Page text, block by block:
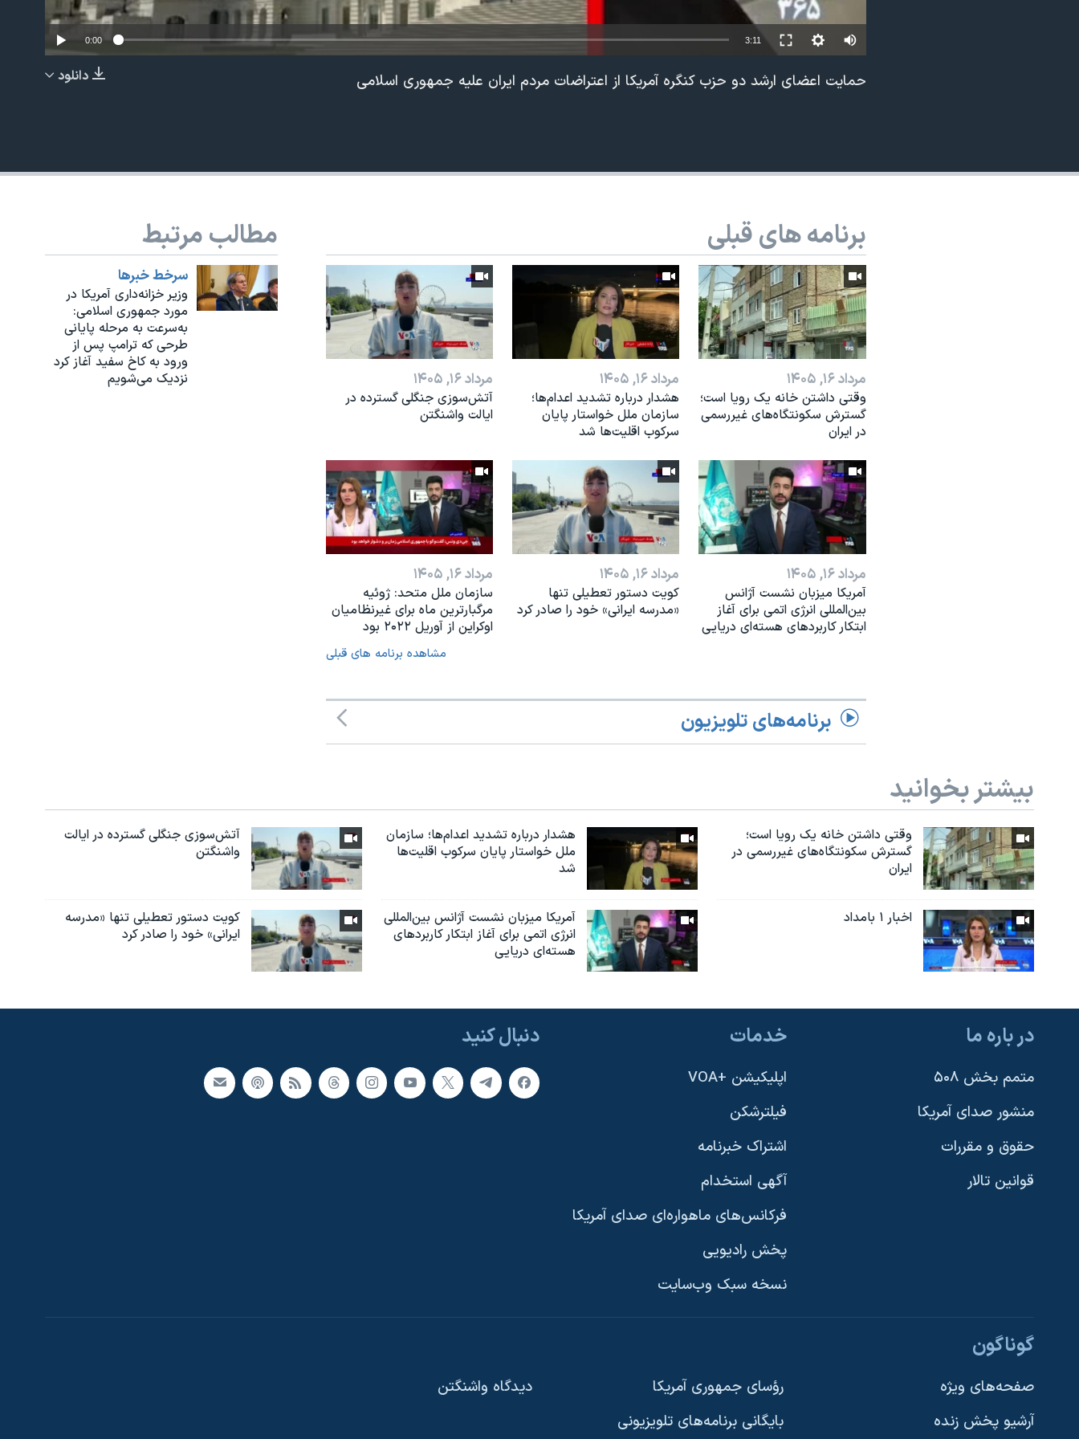
دنبال کنید
زبانهای مختلف
EMBED
Auto
240p
360p
480p
1080p
0:00 3:11
دانلود حمایت اعضای ارشد دو حزب کنگره آمریکا از اعتراضات مردم ایران علیه جمهوری اسلامی
مطالب مرتبط
سرخط خبرها
وزیر خزانه‌داری آمریکا در
مورد جمهوری اسلامی:
به‌سرعت به مرحله پایانی
طرحی که ترامپ پس از
ورود به کاخ سفید آغاز کرد
نزدیک می‌شویم
برنامه های قبلی
مرداد ۱۶, ۱۴۰۵
وقتی داشتن خانه یک رویا است؛
گسترش سکونتگاه‌های غیررسمی
در ایران
مرداد ۱۶, ۱۴۰۵
هشدار درباره تشدید اعدام‌ها؛
سازمان ملل خواستار پایان
سرکوب اقلیت‌ها شد
مرداد ۱۶, ۱۴۰۵
آتش‌سوزی جنگلی گسترده در
ایالت واشنگتن
مرداد ۱۶, ۱۴۰۵
آمریکا میزبان نشست آژانس
بین‌المللی انرژی اتمی برای آغاز
ابتکار کاربردهای هسته‌ای دریایی
مرداد ۱۶, ۱۴۰۵
کویت دستور تعطیلی تنها
«مدرسه ایرانی» خود را صادر کرد
مرداد ۱۶, ۱۴۰۵
سازمان ملل متحد: ژوئیه
مرگبارترین ماه برای غیرنظامیان
اوکراین از آوریل ۲۰۲۲ بود
مشاهده برنامه های قبلی
برنامه‌های تلویزیون
بیشتر بخوانید
وقتی داشتن خانه یک رویا است؛
گسترش سکونتگاه‌های غیررسمی در
ایران
هشدار درباره تشدید اعدام‌ها؛ سازمان
ملل خواستار پایان سرکوب اقلیت‌ها
شد
آتش‌سوزی جنگلی گسترده در ایالت
واشنگتن
اخبار ۱ بامداد
آمریکا میزبان نشست آژانس بین‌المللی
انرژی اتمی برای آغاز ابتکار کاربردهای
هسته‌ای دریایی
کویت دستور تعطیلی تنها «مدرسه
ایرانی» خود را صادر کرد
دنبال کنید در باره ما
متمم بخش ۵۰۸
منشور صدای آمریکا
حقوق و مقررات
قوانین تالار
خدمات
اپلیکیشن +VOA
فیلترشکن
اشتراک خبرنامه
آگهی استخدام
فرکانس‌های ماهواره‌ای صدای آمریکا
پخش رادیویی
نسخه سبک وب‌سایت
گوناگون
صفحه‌های ویژه
آرشیو پخش زنده
رؤسای جمهوری آمریکا
بایگانی برنامه‌های تلویزیونی
دیدگاه‌ واشنگتن